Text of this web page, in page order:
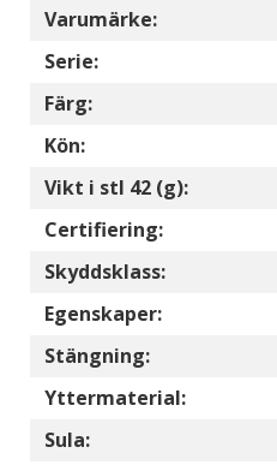
Varumärke:
Serie:
Färg:
Kön:
Vikt i stl 42 (g):
Certifiering:
Skyddsklass:
Egenskaper:
Stängning:
Yttermaterial:
Sula: